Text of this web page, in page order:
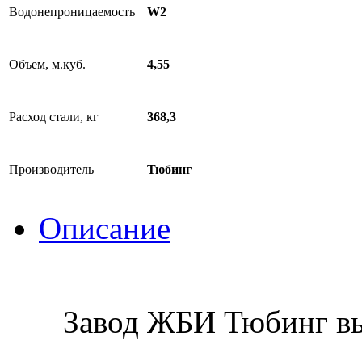
Водонепроницаемость W2
Объем, м.куб. 4,55
Расход стали, кг 368,3
Производитель Тюбинг
Описание
Завод ЖБИ Тюбинг